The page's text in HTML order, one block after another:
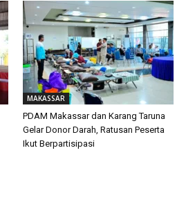
MAKASSAR
PDAM Makassar dan Karang Taruna
Gelar Donor Darah, Ratusan Peserta
Ikut Berpartisipasi